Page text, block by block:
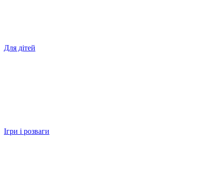
Для дітей
Ігри і розваги